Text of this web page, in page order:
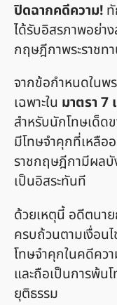
ปิดฉากคดีความ!
ได้รับอิสรภาพอย่า
กฤษฎีกาพระราชท
จากข้อกำหนดในพ
เฉพาะใน มาตรา 7
สำหรับนักโทษเด็ด
มีโทษจำคุกที่เหลือ
ราชกฤษฎีกามีผลบั
เป็นอิสระทันที
ด้วยเหตุนี้ อดีตน
ครบถ้วนตามเงื่อน
โทษจำคุกในคดีคว
และถือเป็นการพ้น
ยุติธรรม